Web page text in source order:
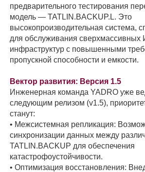
предварительного тестирования
модель — TATLIN.BACKUP.L. Это
высокопроизводительная система,
для обслуживания сверхмассивных
инфраструктур с повышенными
пропускной способности и емкости.
Вектор развития: Версия 1.5
Инженерная команда YADRO уже
следующим релизом (v1.5),
станут:
• Межсистемная репликация:
синхронизации данных между
TATLIN.BACKUP для обеспечения
катастрофоустойчивости.
• Оптимизация восстановления: